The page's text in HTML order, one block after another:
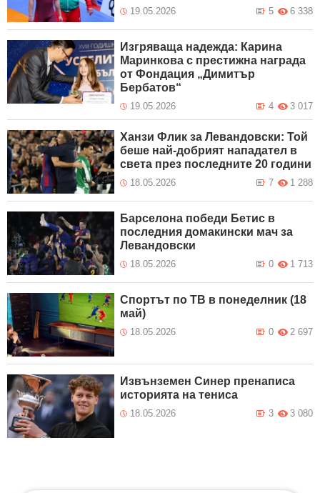
19.05.2026 6 338
5
Изгряваща надежда: Карина
Маринкова с престижна награда
от Фондация „Димитър
Бербатов“
19.05.2026 3 017
4
Ханзи Флик за Левандовски: Той
беше най-добрият нападател в
света през последните 20 години
18.05.2026 1 288
7
Барселона победи Бетис в
последния домакински мач за
Левандовски
18.05.2026 1 713
0
Спортът по ТВ в понеделник (18
май)
18.05.2026 2 697
0
Извънземен Синер пренаписа
историята на тениса
18.05.2026 3 080
3